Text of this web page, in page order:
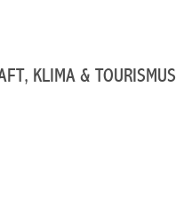
KLIMA & TOURISMUS